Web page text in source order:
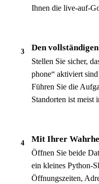
Ihnen die live-auf-
3 Den
Stellen Sie sicher,
phone“ aktiviert
Führen Sie die
Standorten ist meist
4 Mit Ihrer
Öffnen Sie beide
ein kleines Python-
Öffnungszeiten,